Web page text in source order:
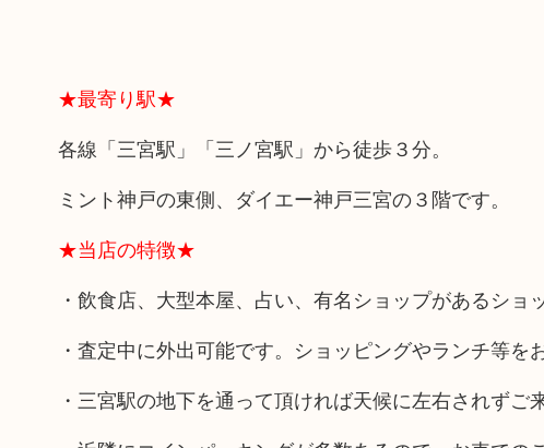
★最寄り駅★
各線「三宮駅」「三ノ宮駅」から徒歩３分。
ミント神戸の東側、ダイエー神戸三宮の３階です。
★当店の特徴★
・飲食店、大型本屋、占い、有名ショップがあるショ
・査定中に外出可能です。ショッピングやランチ等を
・三宮駅の地下を通って頂ければ天候に左右されずご